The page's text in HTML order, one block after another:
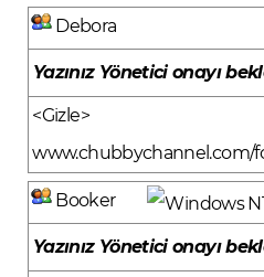
Debora
Yazınız Yönetici onayı
<Gizle>
www.chubbychannel.com/
Booker
Yazınız Yönetici onayı